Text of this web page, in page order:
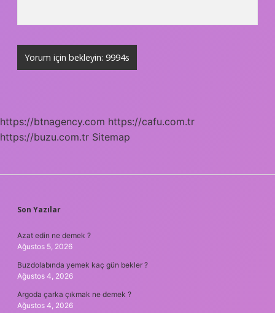
https://btnagency.com https://cafu.com.tr
https://buzu.com.tr Sitemap
SIDEBAR
Son Yazılar
Azat edin ne demek ?
Ağustos 5, 2026
Buzdolabında yemek kaç gün bekler ?
Ağustos 4, 2026
Argoda çarka çıkmak ne demek ?
Ağustos 4, 2026